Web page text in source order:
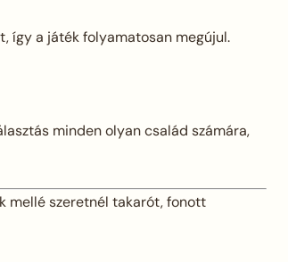
így a játék folyamatosan megújul.
minden olyan család számára,
mellé szeretnél takarót, fonott